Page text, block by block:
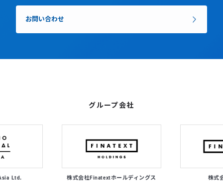
お問い合わせ
グループ会社
Ltd. 株式会社Finatextホールディングス 株式